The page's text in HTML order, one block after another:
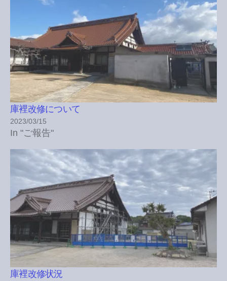
庫裡改修について
2023/03/15
In "ご報告"
庫裡改修状況